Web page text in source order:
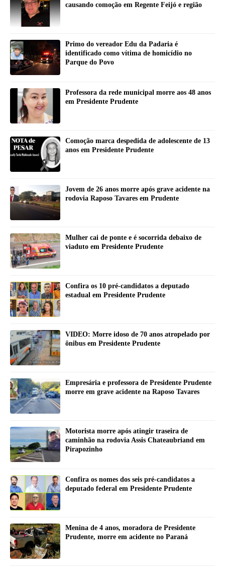
causando comoção em Regente Feijó e região
Primo do vereador Edu da Padaria é
identificado como vítima de homicídio no
Parque do Povo
Professora da rede municipal morre aos 48 anos
em Presidente Prudente
Comoção marca despedida de adolescente de 13
anos em Presidente Prudente
Jovem de 26 anos morre após grave acidente na
rodovia Raposo Tavares em Prudente
Mulher cai de ponte e é socorrida debaixo de
viaduto em Presidente Prudente
Confira os 10 pré-candidatos a deputado
estadual em Presidente Prudente
VIDEO: Morre idoso de 70 anos atropelado por
ônibus em Presidente Prudente
Empresária e professora de Presidente Prudente
morre em grave acidente na Raposo Tavares
Motorista morre após atingir traseira de
caminhão na rodovia Assis Chateaubriand em
Pirapozinho
Confira os nomes dos seis pré-candidatos a
deputado federal em Presidente Prudente
Menina de 4 anos, moradora de Presidente
Prudente, morre em acidente no Paraná